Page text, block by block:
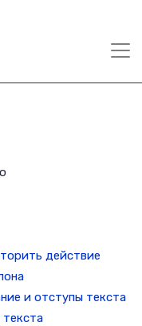
действие
и отступы текста